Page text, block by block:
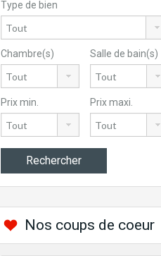
Type de bien
Chambre(s) Salle de bain(s)
Prix min. Prix maxi.
Nos coups de coeur